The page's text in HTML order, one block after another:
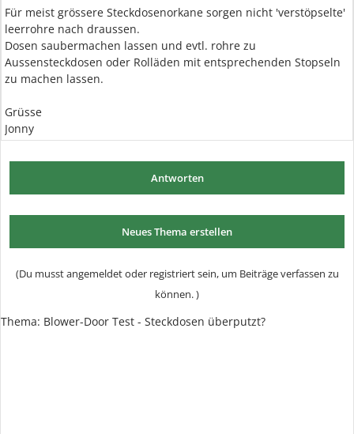
Für meist grössere Steckdosenorkane sorgen nicht 'verstöpselte'
leerrohre nach draussen.
Dosen saubermachen lassen und evtl. rohre zu
Aussensteckdosen oder Rolläden mit entsprechenden Stopseln
zu machen lassen.
Grüsse
Jonny
Antworten
Neues Thema erstellen
(Du musst angemeldet oder registriert sein, um Beiträge verfassen zu
können. )
Thema: Blower-Door Test - Steckdosen überputzt?